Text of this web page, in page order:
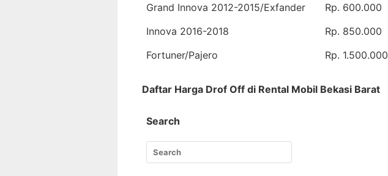
Grand Innova 2012-2015/Exfander
Rp. 600.000
Innova 2016-2018
Rp. 850.000
Fortuner/Pajero
Rp. 1.500.000
Daftar Harga Drof Off di Rental Mobil Bekasi Barat
Search